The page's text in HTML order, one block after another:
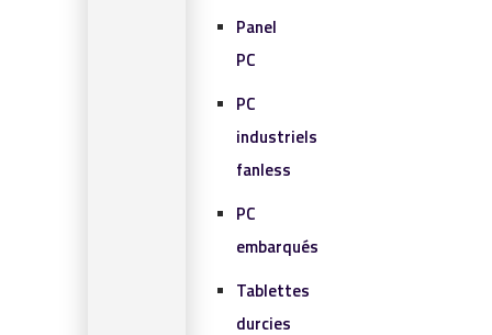
Panel
PC
PC
industriels
fanless
PC
embarqués
Tablettes
durcies